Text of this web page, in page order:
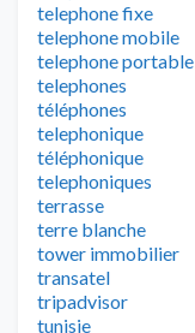
telephone fixe
telephone mobile
telephone portable
telephones
téléphones
telephonique
téléphonique
telephoniques
terrasse
terre blanche
tower immobilier
transatel
tripadvisor
tunisie